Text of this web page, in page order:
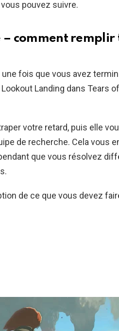
pouvez suivre.
– comment remplir
fois que vous avez
Landing dans Tears
votre retard, puis elle
de recherche. Cela vous
que vous résolvez
de ce que vous devez